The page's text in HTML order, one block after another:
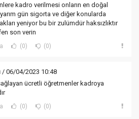
kadro verilmesi onların en doğal
yarım gün sigorta ve diğer konularda
yeniyor bu bir zulümdür haksızlıktır
son verin
(0) (0)
/ 06/04/2023 10:48
ücretli öğretmenler kadroya
(0) (0)